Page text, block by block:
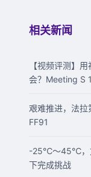
相关新闻
【视频评测】
会？Meeting S
艰难推进，法拉
FF91
-25℃～45℃，
下完成挑战